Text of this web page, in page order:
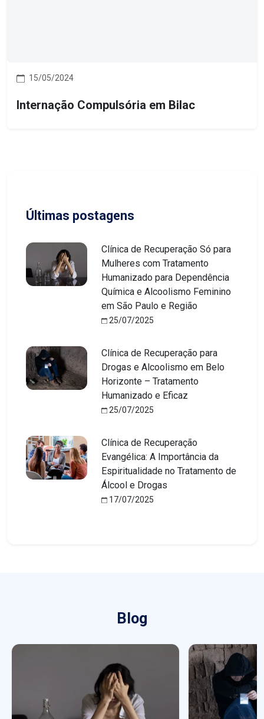
15/05/2024
Internação Compulsória em Bilac
Últimas postagens
Clínica de Recuperação Só para
Mulheres com Tratamento
Humanizado para Dependência
Química e Alcoolismo Feminino
em São Paulo e Região
25/07/2025
Clínica de Recuperação para
Drogas e Alcoolismo em Belo
Horizonte – Tratamento
Humanizado e Eficaz
25/07/2025
Clínica de Recuperação
Evangélica: A Importância da
Espiritualidade no Tratamento de
Álcool e Drogas
17/07/2025
Blog